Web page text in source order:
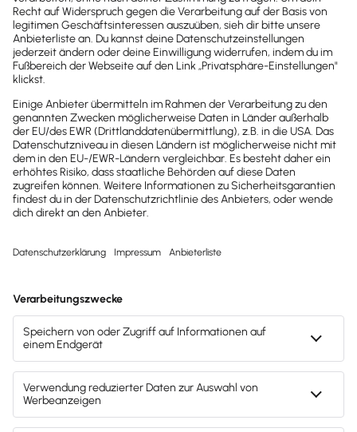
Brandheiße
News direkt in
dein Postfach
wichtige News zu
Gesetzesänderungen,
hilfreiche Praxis-Tipps und
kostenlose Tools für
Unternehmen erhalten?
Dann abonniere unseren
Mach's dir leicht und gib deinem Business den